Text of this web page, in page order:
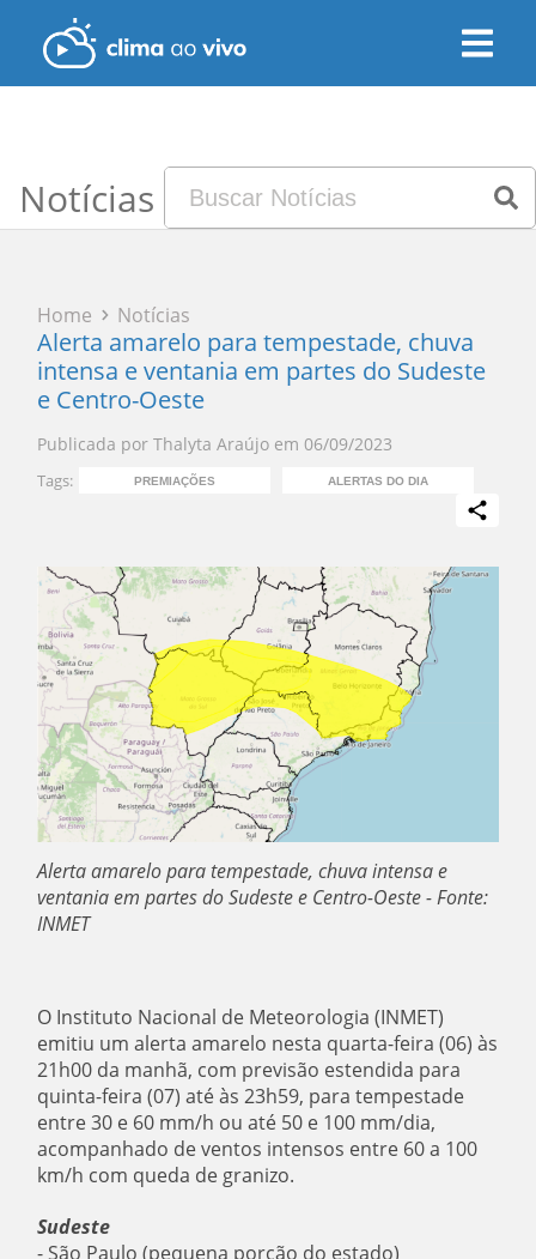
Notícias
Home Notícias
Alerta amarelo para tempestade, chuva
intensa e ventania em partes do Sudeste
e Centro-Oeste
Publicada por Thalyta Araújo em 06/09/2023
Tags: PREMIAÇÕES ALERTAS DO DIA
Alerta amarelo para tempestade, chuva intensa e
ventania em partes do Sudeste e Centro-Oeste - Fonte:
INMET
O Instituto Nacional de Meteorologia (INMET)
emitiu um alerta amarelo nesta quarta-feira (06) às
21h00 da manhã, com previsão estendida para
quinta-feira (07) até às 23h59, para tempestade
entre 30 e 60 mm/h ou até 50 e 100 mm/dia,
acompanhado de ventos intensos entre 60 a 100
km/h com queda de granizo.
Sudeste
- São Paulo (pequena porção do estado)